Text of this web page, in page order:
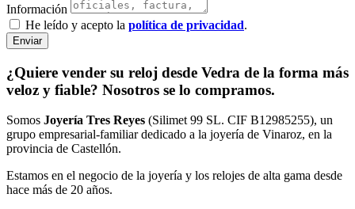
Información
He leído y acepto la política de privacidad.
Enviar
¿Quiere vender su reloj desde Vedra de la forma más
veloz y fiable? Nosotros se lo compramos.
Somos Joyería Tres Reyes (Silimet 99 SL. CIF B12985255), un
grupo empresarial-familiar dedicado a la joyería de Vinaroz, en la
provincia de Castellón.
Estamos en el negocio de la joyería y los relojes de alta gama desde
hace más de 20 años.